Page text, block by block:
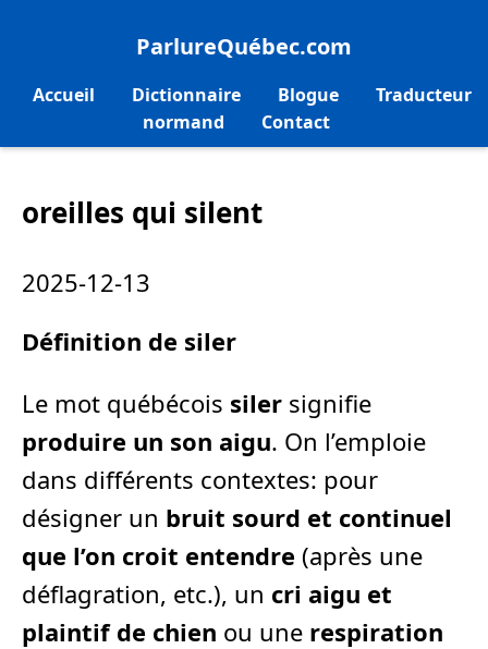
ParlureQuébec.com
Accueil Dictionnaire Blogue
Traducteur
normand
Contact
oreilles qui silent
2025-12-13
Définition de siler
Le mot québécois siler signifie
produire un son aigu. On l’emploie
dans différents contextes: pour
désigner un bruit sourd et continuel
que l’on croit entendre (après une
déflagration, etc.), un cri aigu et
plaintif de chien ou une respiration